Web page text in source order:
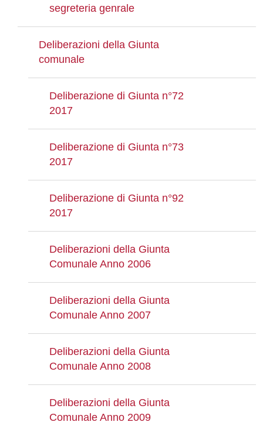
segreteria genrale
Deliberazioni della Giunta
comunale
Deliberazione di Giunta n°72
2017
Deliberazione di Giunta n°73
2017
Deliberazione di Giunta n°92
2017
Deliberazioni della Giunta
Comunale Anno 2006
Deliberazioni della Giunta
Comunale Anno 2007
Deliberazioni della Giunta
Comunale Anno 2008
Deliberazioni della Giunta
Comunale Anno 2009